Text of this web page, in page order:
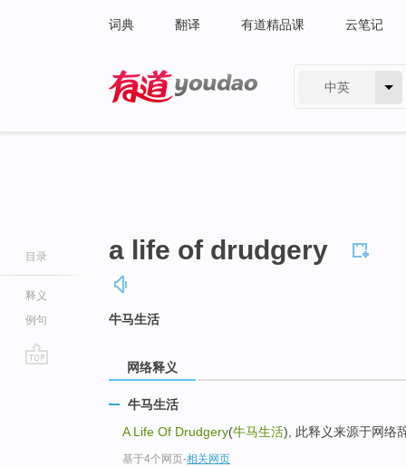
词典 翻译 有道精品课 云笔记
中英
目录
释义
例句
a life of drudgery
牛马生活
网络释义
牛马生活
A Life Of Drudgery(牛马生活), 此释义来源于网络
基于4个网页-相关网页